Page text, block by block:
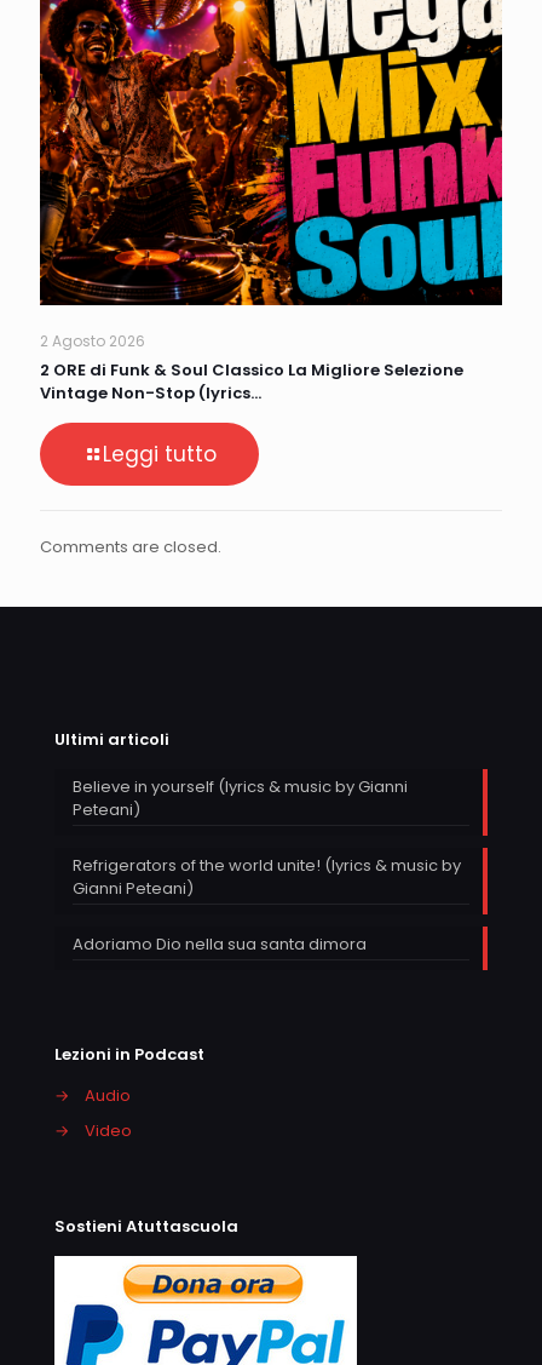
2 Agosto 2026
2 ORE di Funk & Soul Classico La Migliore Selezione
Vintage Non-Stop (lyrics…
Leggi tutto
Comments are closed.
Ultimi articoli
Believe in yourself (lyrics & music by Gianni
Peteani)
Refrigerators of the world unite! (lyrics & music by
Gianni Peteani)
Adoriamo Dio nella sua santa dimora
Lezioni in Podcast
→
Audio
→
Video
Sostieni Atuttascuola